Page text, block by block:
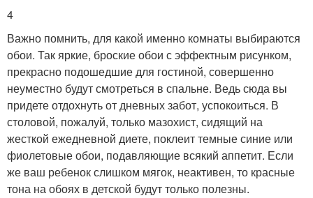
4
Важно помнить, для какой именно комнаты выбираются
обои. Так яркие, броские обои с эффектным рисунком,
прекрасно подошедшие для гостиной, совершенно
неуместно будут смотреться в спальне. Ведь сюда вы
придете отдохнуть от дневных забот, успокоиться. В
столовой, пожалуй, только мазохист, сидящий на
жесткой ежедневной диете, поклеит темные синие или
фиолетовые обои, подавляющие всякий аппетит. Если
же ваш ребенок слишком мягок, неактивен, то красные
тона на обоях в детской будут только полезны.